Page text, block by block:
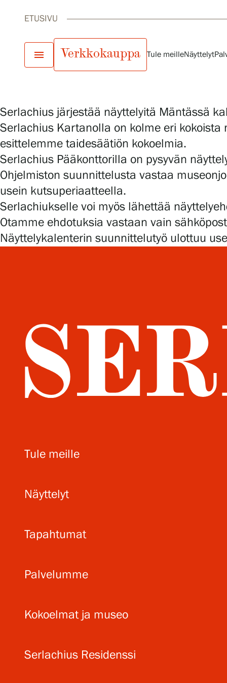
ETUSIVU
menu Verkkokauppa Tule meilleNäyttelyt
Tule meille
Näyttelyt
Tapahtumat
Palvelumme
Kokoelmat ja museo
Serlachius Residenssi
SERLACHIUS+
Tapahtumat
Palvelumme
Serlachius Residenssi
SERLACHIUS+
Yhteystiedot
Näyttelyehdotukset
Serlachius järjestää näyttelyitä Mäntässä
Serlachius Kartanolla on kolme eri kokoista
esittelemme taidesäätiön kokoelmia.
Serlachius Pääkonttorilla on pysyvän
Ohjelmiston suunnittelusta vastaa
usein kutsuperiaatteella.
Serlachiukselle voi myös lähettää
Otamme ehdotuksia vastaan vain
Näyttelykalenterin suunnittelutyö ulottuu
Tule meille
Näyttelyt
Tapahtumat
Palvelumme
Kokoelmat ja museo
Serlachius Residenssi